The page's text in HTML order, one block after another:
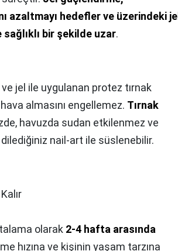
azaltmayı hedefler ve üzerindeki jel
sağlıklı bir şekilde uzar.
jel ile uygulanan protez tırnak
hava almasını engellemez. Tırnak
havuzda sudan etkilenmez ve
nail-art ile süslenebilir.
olarak 2-4 hafta arasında
hızına ve kişinin yaşam tarzına